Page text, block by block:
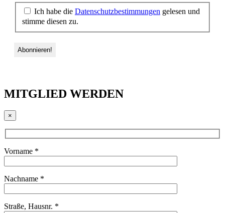
Ich habe die Datenschutzbestimmungen gelesen und
stimme diesen zu.
MITGLIED WERDEN
×
Vorname *
Nachname *
Straße, Hausnr. *